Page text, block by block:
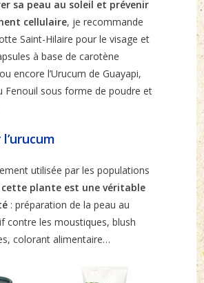
sa peau au soleil et prévenir
cellulaire, je recommande
Saint-Hilaire pour le visage et
à base de carotène
encore l’Urucum de Guayapi,
Fenouil sous forme de poudre et
utilisée par les populations
cette plante est une véritable
: préparation de la peau au
contre les moustiques, blush
colorant alimentaire…